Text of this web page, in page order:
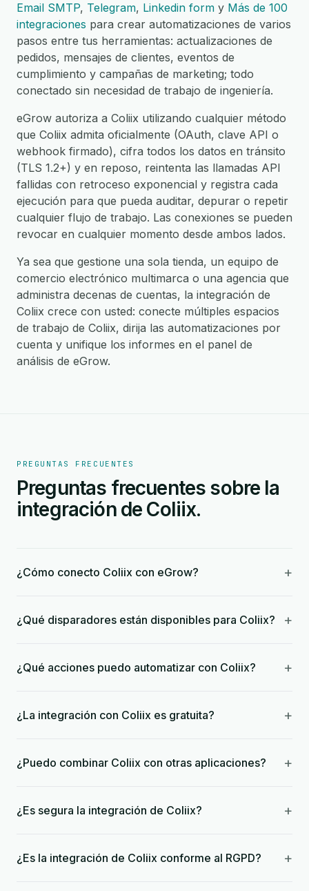
Email SMTP, Telegram, Linkedin form y Más de 100
integraciones para crear automatizaciones de varios
pasos entre tus herramientas: actualizaciones de
pedidos, mensajes de clientes, eventos de
cumplimiento y campañas de marketing; todo
conectado sin necesidad de trabajo de ingeniería.
eGrow autoriza a Coliix utilizando cualquier método
que Coliix admita oficialmente (OAuth, clave API o
webhook firmado), cifra todos los datos en tránsito
(TLS 1.2+) y en reposo, reintenta las llamadas API
fallidas con retroceso exponencial y registra cada
ejecución para que pueda auditar, depurar o repetir
cualquier flujo de trabajo. Las conexiones se pueden
revocar en cualquier momento desde ambos lados.
Ya sea que gestione una sola tienda, un equipo de
comercio electrónico multimarca o una agencia que
administra decenas de cuentas, la integración de
Coliix crece con usted: conecte múltiples espacios
de trabajo de Coliix, dirija las automatizaciones por
cuenta y unifique los informes en el panel de
análisis de eGrow.
PREGUNTAS FRECUENTES
Preguntas frecuentes sobre la
integración de Coliix.
¿Cómo conecto Coliix con eGrow? +
¿Qué disparadores están disponibles para Coliix? +
¿Qué acciones puedo automatizar con Coliix? +
¿La integración con Coliix es gratuita? +
¿Puedo combinar Coliix con otras aplicaciones? +
¿Es segura la integración de Coliix? +
¿Es la integración de Coliix conforme al RGPD? +